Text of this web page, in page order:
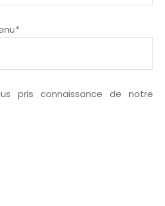
*
pris connaissance de notre